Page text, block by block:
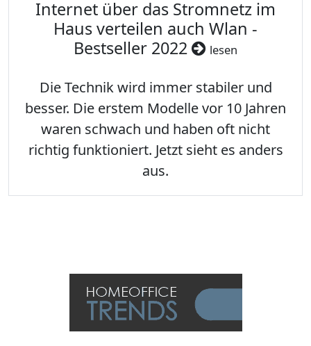
Internet über das Stromnetz im
Haus verteilen auch Wlan -
Bestseller 2022
lesen
Die Technik wird immer stabiler und
besser. Die erstem Modelle vor 10 Jahren
waren schwach und haben oft nicht
richtig funktioniert. Jetzt sieht es anders
aus.